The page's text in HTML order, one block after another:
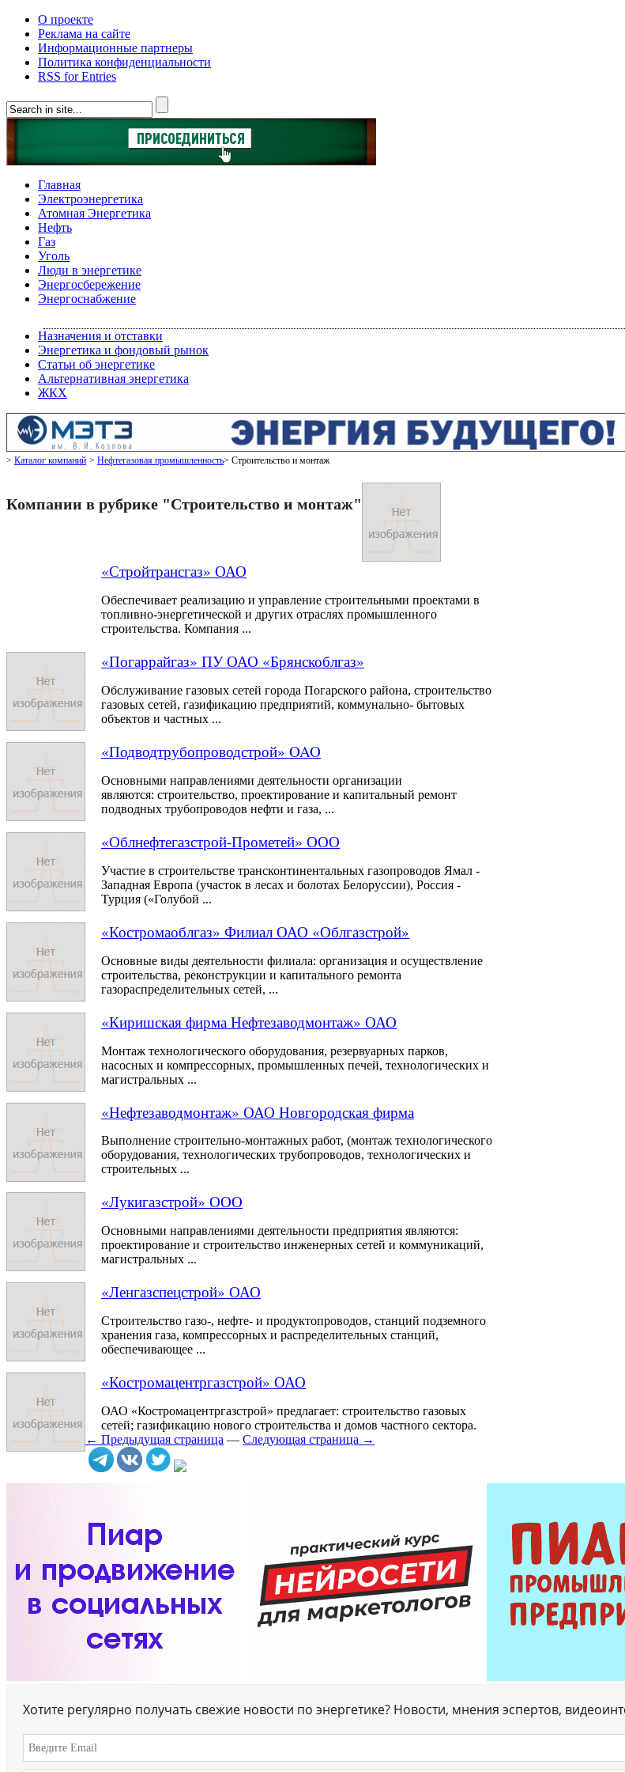
О проекте
Реклама на сайте
Информационные партнеры
Политика конфиденциальности
RSS for Entries
Главная
Электроэнергетика
Атомная Энергетика
Нефть
Газ
Уголь
Люди в энергетике
Энергосбережение
Энергоснабжение
Назначения и отставки
Энергетика и фондовый рынок
Статьи об энергетике
Альтернативная энергетика
ЖКХ
Каталог компаний Нефтегазовая промышленность Строительство и монтаж
Компании в рубрике "Строительство и монтаж"
«Стройтрансгаз» ОАО
Обеспечивает реализацию и управление строительными проектами в
топливно-энергетической и других отраслях промышленного
строительства. Компания ...
«Погаррайгаз» ПУ ОАО «Брянскоблгаз»
Обслуживание газовых сетей города Погарского района, строительство
газовых сетей, газификацию предприятий, коммунально- бытовых
объектов и частных ...
«Подводтрубопроводстрой» OAO
Основными направлениями деятельности организации
являются: строительство, проектирование и капитальный ремонт
подводных трубопроводов нефти и газа, ...
«Облнефтегазстрой-Прометей» ООО
Участие в строительстве трансконтинентальных газопроводов Ямал -
Западная Европа (участок в лесах и болотах Белоруссии), Россия -
Турция («Голубой ...
«Костромаоблгаз» Филиал ОАО «Облгазстрой»
Основные виды деятельности филиала: организация и осуществление
строительства, реконструкции и капитального ремонта
газораспределительных сетей, ...
«Киришская фирма Нефтезаводмонтаж» ОАО
Mонтаж технологического оборудования, резервуарных парков,
насосных и компрессорных, промышленных печей, технологических и
магистральных ...
«Нефтезаводмонтаж» ОАО Новгородская фирма
Выполнение строительно-монтажных работ, (монтаж технологического
оборудования, технологических трубопроводов, технологических и
строительных ...
«Лукигазстрой» ООО
Основными направлениями деятельности предприятия являются:
проектирование и строительство инженерных сетей и коммуникаций,
магистральных ...
«Ленгазспецстрой» ОАО
Строительство газо-, нефте- и продуктопроводов, станций подземного
хранения газа, компрессорных и распределительных станций,
обеспечивающее ...
«Костромацентргазстрой» ОАО
ОАО «Костромацентргазстрой» предлагает: строительство газовых
сетей; газификацию нового строительства и домов частного сектора.
← Предыдущая страница — Следующая страница →
Хотите регулярно получать свежие новости по энергетике? Новости, мнения эспертов,